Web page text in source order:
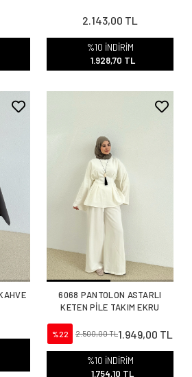
2.143,00 TL
%10 İNDİRİM
1.928,70 TL
6068 PANTOLON ASTARLI
KETEN PİLE TAKIM EKRU
%22 2.500,00 TL1.949,00 TL
%10 İNDİRİM
1.754,10 TL